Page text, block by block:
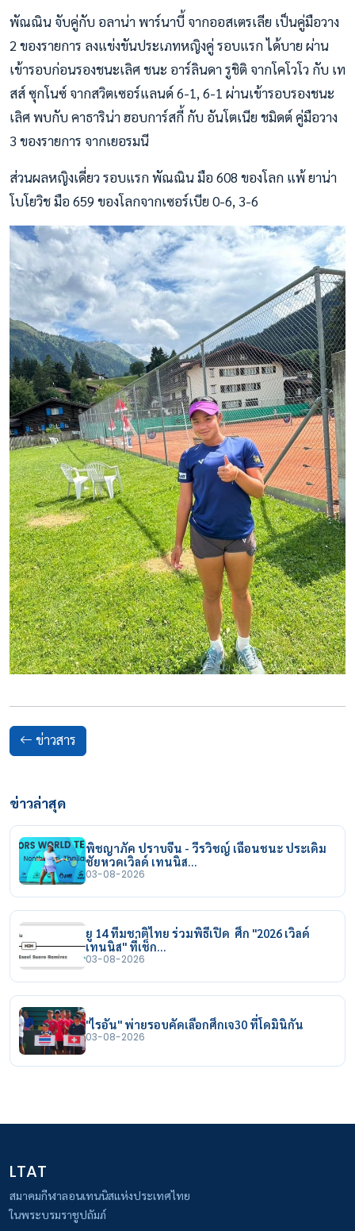
พัณณิน จับคู่กับ อลาน่า พาร์นาบี้ จากออสเตรเลีย เป็นคู่มือวาง
2 ของรายการ ลงแข่งขันประเภทหญิงคู่ รอบแรก ได้บาย ผ่าน
เข้ารอบก่อนรองชนะเลิศ ชนะ อาร์ลินดา รูชิติ จากโคโวโว กับ เท
สส์ ซุกโนซ์ จากสวิตเซอร์แลนด์ 6-1, 6-1 ผ่านเข้ารอบรองชนะ
เลิศ พบกับ คาธาริน่า ฮอบการ์สกี้ กับ อันโตเนีย ชมิดต์ คู่มือวาง
3 ของรายการ จากเยอรมนี
ส่วนผลหญิงเดี่ยว รอบแรก พัณณิน มือ 608 ของโลก แพ้ ยาน่า
โบโยวิช มือ 659 ของโลกจากเซอร์เบีย 0-6, 3-6
ข่าวสาร
ข่าวล่าสุด
พิชญาภัค ปราบจีน - วีรวิชญ์ เฉือนชนะ ประเดิม
ชัยหวดเวิลด์ เทนนิส…
03-08-2026
ยู 14 ทีมชาติไทย ร่วมพิธีเปิด ศึก "2026 เวิลด์
เทนนิส" ที่เช็ก…
03-08-2026
"ไรอัน" พ่ายรอบคัดเลือกศึกเจ30 ที่โดมินิกัน
03-08-2026
LTAT
สมาคมกีฬาลอนเทนนิสแห่งประเทศไทย
ในพระบรมราชูปถัมภ์